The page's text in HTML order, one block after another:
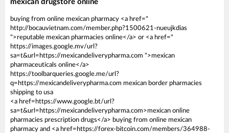
mexican drugstore online
buying from online mexican pharmacy <a href="
http://bocauvietnam.com/member.php?1500621-nueujkdias
">reputable mexican pharmacies online</a> or <a href="
https://images.google.mv/url?
sa=t&url=https://mexicandeliverypharma.com ">mexican
pharmaceuticals online</a>
https://toolbarqueries.google.me/url?
q=https://mexicandeliverypharma.com mexican border pharmacies
shipping to usa
<a href=https://www.google.bt/url?
sa=t&url=https://mexicandeliverypharma.com>mexican online
pharmacies prescription drugs</a> buying from online mexican
pharmacy and <a href=https://forex-bitcoin.com/members/364988-